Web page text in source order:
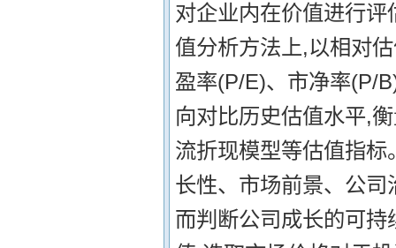
对企业内在价值进行
值分析方法上,以相对
盈率(P/E)、市净率(P/
向对比历史估值水平,
流折现模型等估值指
长性、市场前景、公
而判断公司成长的可